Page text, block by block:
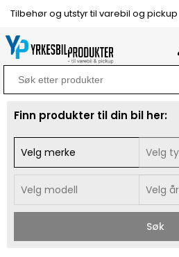
Tilbehør og utstyr til varebil og pickup
Search
for:
Finn produkter til din bil her:
Søk